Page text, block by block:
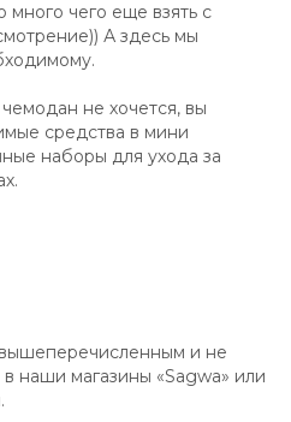
чего еще взять с
А здесь мы
не хочется, вы
средства в мини
наборы для ухода за
и не
наши магазины «Sagwa» или